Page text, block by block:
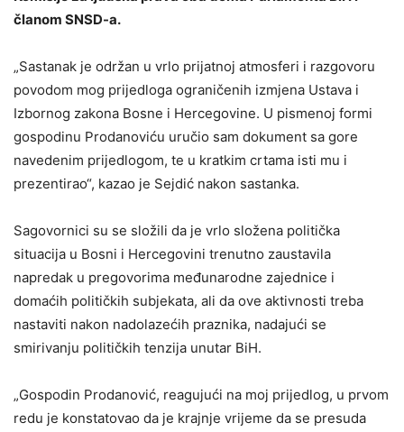
članom SNSD-a.
„Sastanak je održan u vrlo prijatnoj atmosferi i razgovoru
povodom mog prijedloga ograničenih izmjena Ustava i
Izbornog zakona Bosne i Hercegovine. U pismenoj formi
gospodinu Prodanoviću uručio sam dokument sa gore
navedenim prijedlogom, te u kratkim crtama isti mu i
prezentirao“, kazao je Sejdić nakon sastanka.
Sagovornici su se složili da je vrlo složena politička
situacija u Bosni i Hercegovini trenutno zaustavila
napredak u pregovorima međunarodne zajednice i
domaćih političkih subjekata, ali da ove aktivnosti treba
nastaviti nakon nadolazećih praznika, nadajući se
smirivanju političkih tenzija unutar BiH.
„Gospodin Prodanović, reagujući na moj prijedlog, u prvom
redu je konstatovao da je krajnje vrijeme da se presuda